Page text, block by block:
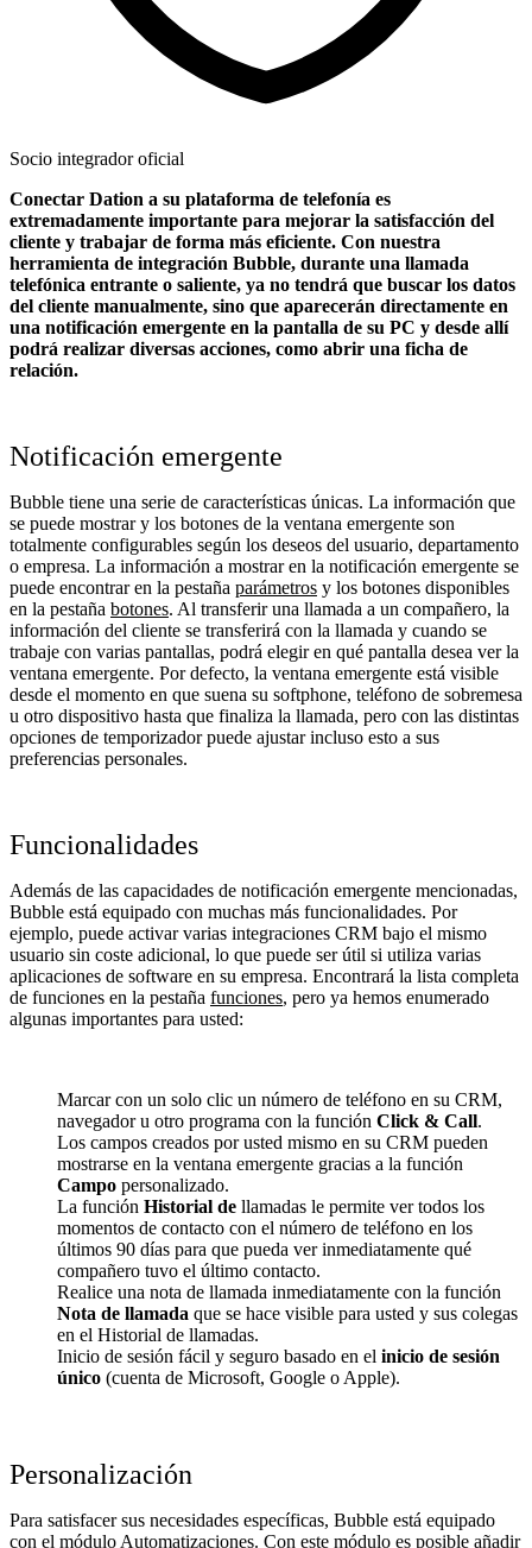
Socio integrador oficial
Conectar Dation a su plataforma de telefonía es
extremadamente importante para mejorar la satisfacción del
cliente y trabajar de forma más eficiente. Con nuestra
herramienta de integración Bubble, durante una llamada
telefónica entrante o saliente, ya no tendrá que buscar los datos
del cliente manualmente, sino que aparecerán directamente en
una notificación emergente en la pantalla de su PC y desde allí
podrá realizar diversas acciones, como abrir una ficha de
relación.
Notificación emergente
Bubble tiene una serie de características únicas. La información que
se puede mostrar y los botones de la ventana emergente son
totalmente configurables según los deseos del usuario, departamento
o empresa. La información a mostrar en la notificación emergente se
puede encontrar en la pestaña parámetros y los botones disponibles
en la pestaña botones. Al transferir una llamada a un compañero, la
información del cliente se transferirá con la llamada y cuando se
trabaje con varias pantallas, podrá elegir en qué pantalla desea ver la
ventana emergente. Por defecto, la ventana emergente está visible
desde el momento en que suena su softphone, teléfono de sobremesa
u otro dispositivo hasta que finaliza la llamada, pero con las distintas
opciones de temporizador puede ajustar incluso esto a sus
preferencias personales.
Funcionalidades
Además de las capacidades de notificación emergente mencionadas,
Bubble está equipado con muchas más funcionalidades. Por
ejemplo, puede activar varias integraciones CRM bajo el mismo
usuario sin coste adicional, lo que puede ser útil si utiliza varias
aplicaciones de software en su empresa. Encontrará la lista completa
de funciones en la pestaña funciones, pero ya hemos enumerado
algunas importantes para usted:
Marcar con un solo clic un número de teléfono en su CRM,
navegador u otro programa con la función Click & Call.
Los campos creados por usted mismo en su CRM pueden
mostrarse en la ventana emergente gracias a la función
Campo personalizado.
La función Historial de llamadas le permite ver todos los
momentos de contacto con el número de teléfono en los
últimos 90 días para que pueda ver inmediatamente qué
compañero tuvo el último contacto.
Realice una nota de llamada inmediatamente con la función
Nota de llamada que se hace visible para usted y sus colegas
en el Historial de llamadas.
Inicio de sesión fácil y seguro basado en el inicio de sesión
único (cuenta de Microsoft, Google o Apple).
Personalización
Para satisfacer sus necesidades específicas, Bubble está equipado
con el módulo Automatizaciones. Con este módulo es posible añadir